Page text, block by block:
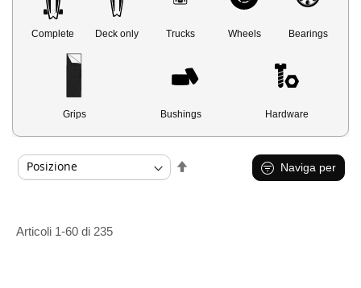
Complete Deck only Trucks Wheels Bearings
Grips Bushings Hardware
Articoli 1-60 di 235
Naviga per